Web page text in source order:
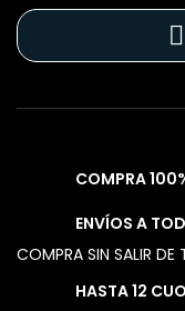
COMPRA
ENVÍOS A
COMPRA SIN SALIR DE
HASTA 12